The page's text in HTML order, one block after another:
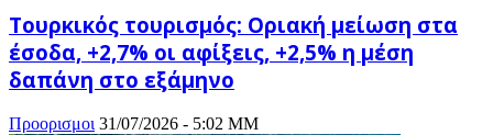
Τουρκικός τουρισμός: Οριακή μείωση στα
έσοδα, +2,7% οι αφίξεις, +2,5% η μέση
δαπάνη στο εξάμηνο
Προορισμοι 31/07/2026 - 5:02 ΜΜ